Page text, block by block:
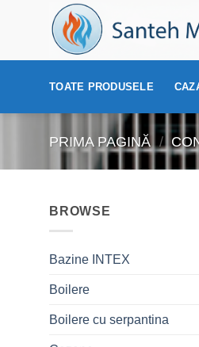
TOATE PRODUSELE
PRIMA PAGINĂ /
BROWSE
Bazine INTEX
Boilere
Boilere cu serpantina